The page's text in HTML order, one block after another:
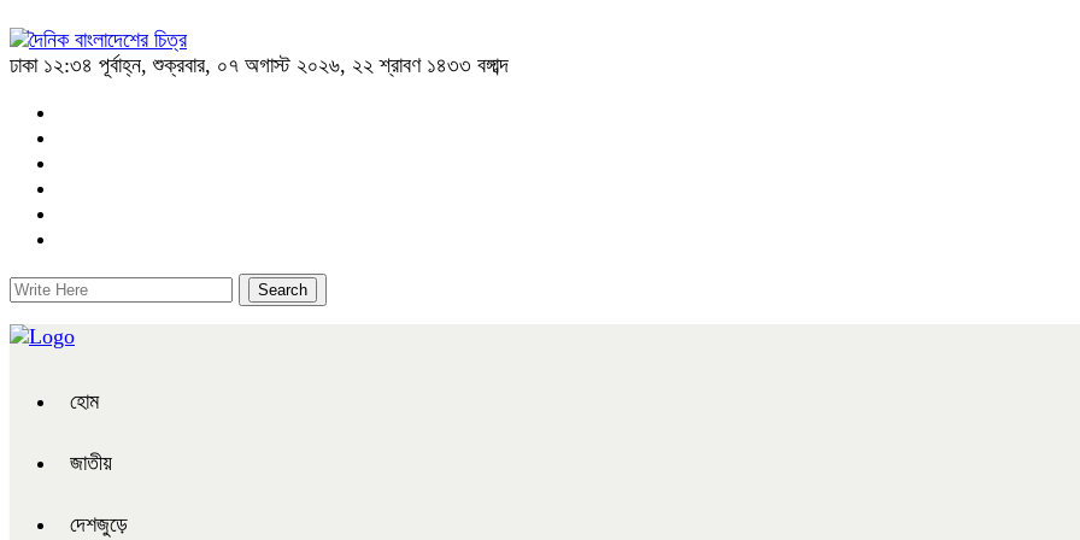
ঢাকা ১২:৩৪ পূর্বাহ্ন, শুক্রবার, ০৭ অগাস্ট ২০২৬, ২২ শ্রাবণ ১৪৩৩ বঙ্গাব্দ
হোম
জাতীয়
দেশজুড়ে